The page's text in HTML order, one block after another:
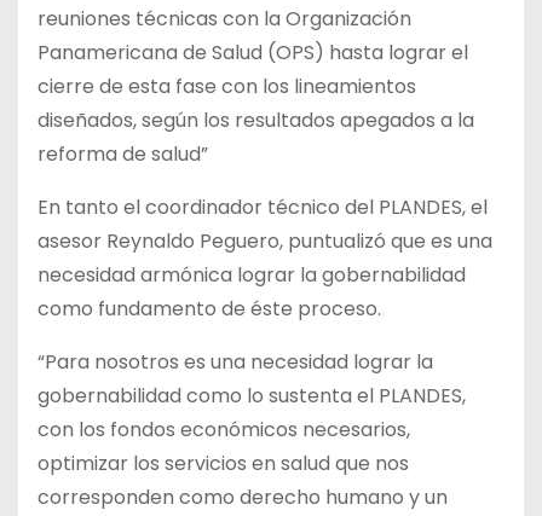
reuniones técnicas con la Organización
Panamericana de Salud (OPS) hasta lograr el
cierre de esta fase con los lineamientos
diseñados, según los resultados apegados a la
reforma de salud”
En tanto el coordinador técnico del PLANDES, el
asesor Reynaldo Peguero, puntualizó que es una
necesidad armónica lograr la gobernabilidad
como fundamento de éste proceso.
“Para nosotros es una necesidad lograr la
gobernabilidad como lo sustenta el PLANDES,
con los fondos económicos necesarios,
optimizar los servicios en salud que nos
corresponden como derecho humano y un